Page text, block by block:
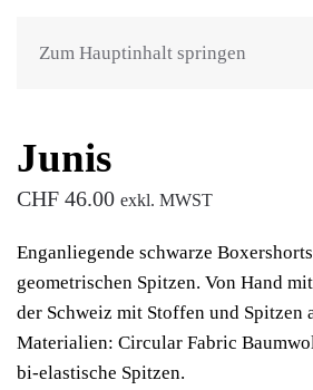
Zum Hauptinhalt springen
Junis
CHF 46.00 exkl. MWST
Enganliegende schwarze
geometrischen Spitzen. Von Hand
der Schweiz mit Stoffen und Spitzen
Materialien: Circular Fabric
bi-elastische Spitzen.